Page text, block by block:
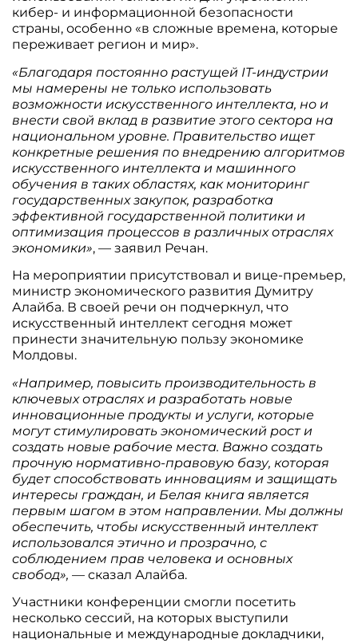
кибер- и информационной безопасности
страны, особенно «в сложные времена, которые
переживает регион и мир».
«Благодаря постоянно растущей IT-индустрии
мы намерены не только использовать
возможности искусственного интеллекта, но и
внести свой вклад в развитие этого сектора на
национальном уровне. Правительство ищет
конкретные решения по внедрению алгоритмов
искусственного интеллекта и машинного
обучения в таких областях, как мониторинг
государственных закупок, разработка
эффективной государственной политики и
оптимизация процессов в различных отраслях
экономики», — заявил Речан.
На мероприятии присутствовал и вице-премьер,
министр экономического развития Думитру
Алайба. В своей речи он подчеркнул, что
искусственный интеллект сегодня может
принести значительную пользу экономике
Молдовы.
«Например, повысить производительность в
ключевых отраслях и разработать новые
инновационные продукты и услуги, которые
могут стимулировать экономический рост и
создать новые рабочие места. Важно создать
прочную нормативно-правовую базу, которая
будет способствовать инновациям и защищать
интересы граждан, и Белая книга является
первым шагом в этом направлении. Мы должны
обеспечить, чтобы искусственный интеллект
использовался этично и прозрачно, с
соблюдением прав человека и основных
свобод»,— сказал Алайба.
Участники конференции смогли посетить
несколько сессий, на которых выступили
национальные и международные докладчики,